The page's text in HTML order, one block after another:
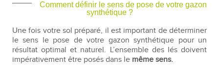
Comment définir le sens de pose de votre gazon
synthétique ?
Une fois votre sol préparé, il est important de déterminer
le sens le pose de votre gazon synthétique pour un
résultat optimal et naturel. L’ensemble des lés doivent
impérativement être posés dans le même sens.